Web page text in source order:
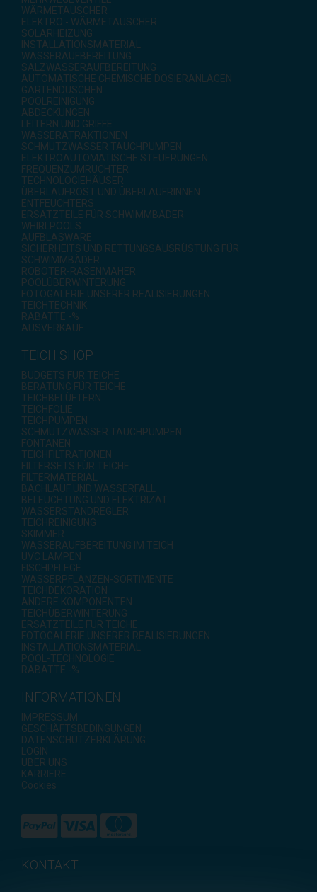
WÄRMETAUSCHER
ELEKTRO - WÄRMETAUSCHER
SOLARHEIZUNG
INSTALLATIONSMATERIAL
WASSERAUFBEREITUNG
SALZWASSERAUFBEREITUNG
AUTOMATISCHE CHEMISCHE DOSIERANLAGEN
GARTENDUSCHEN
POOLREINIGUNG
ABDECKUNGEN
LEITERN UND GRIFFE
WASSERATRAKTIONEN
SCHMUTZWASSER TAUCHPUMPEN
ELEKTROAUTOMATISCHE STEUERUNGEN
FREQUENZUMRUCHTER
TECHNOLOGIEHÄUSER
ÜBERLAUFROST UND ÜBERLAUFRINNEN
ENTFEUCHTERS
ERSATZTEILE FÜR SCHWIMMBÄDER
WHIRLPOOLS
AUFBLASWARE
SICHERHEITS UND RETTUNGSAUSRÜSTUNG FÜR
SCHWIMMBÄDER
ROBOTER-RASENMÄHER
POOLÜBERWINTERUNG
FOTOGALERIE UNSERER REALISIERUNGEN
TEICHTECHNIK
RABATTE -%
AUSVERKAUF
TEICH SHOP
BUDGETS FÜR TEICHE
BERATUNG FÜR TEICHE
TEICHBELÜFTERN
TEICHFOLIE
TEICHPUMPEN
SCHMUTZWASSER TAUCHPUMPEN
FONTÄNEN
TEICHFILTRATIONEN
FILTERSETS FÜR TEICHE
FILTERMATERIAL
BACHLAUF UND WASSERFALL
BELEUCHTUNG UND ELEKTRIZAT
WASSERSTANDREGLER
TEICHREINIGUNG
SKIMMER
WASSERAUFBEREITUNG IM TEICH
UVC LAMPEN
FISCHPFLEGE
WASSERPFLANZEN-SORTIMENTE
TEICHDEKORATION
ANDERE KOMPONENTEN
TEICHÜBERWINTERUNG
ERSATZTEILE FÜR TEICHE
FOTOGALERIE UNSERER REALISIERUNGEN
INSTALLATIONSMATERIAL
POOL-TECHNOLOGIE
RABATTE -%
INFORMATIONEN
IMPRESSUM
GESCHÄFTSBEDINGUNGEN
DATENSCHUTZERKLÄRUNG
LOGIN
ÜBER UNS
KARRIERE
Cookies
KONTAKT